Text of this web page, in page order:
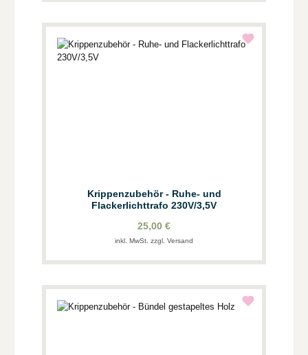
Krippenzubehör - Ruhe- und
Flackerlichttrafo 230V/3,5V
25,00 €
inkl. MwSt. zzgl. Versand